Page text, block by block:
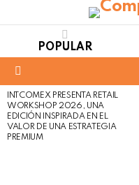
POPULAR
LATEST
STORIES
INTCOMEX PRESENTA RETAIL
WORKSHOP 2026, UNA
EDICIÓN INSPIRADA EN EL
VALOR DE UNA ESTRATEGIA
PREMIUM